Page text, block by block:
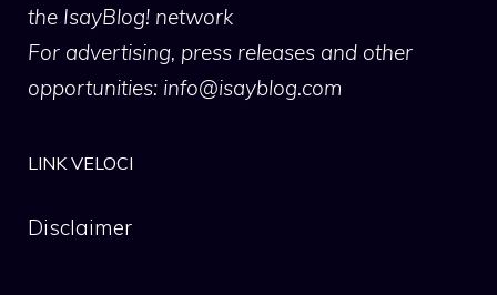
the IsayBlog! network
For advertising, press releases and other
opportunities: info@isayblog.com
LINK VELOCI
Disclaimer